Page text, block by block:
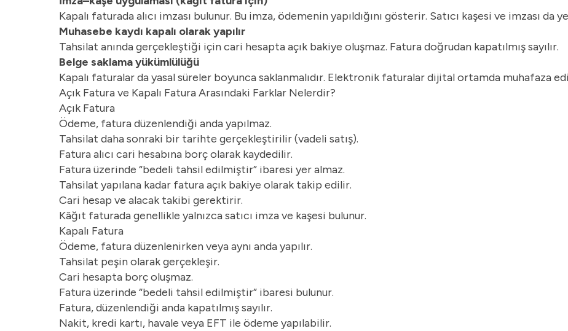
Kapalı faturada alıcı imzası bulunur. Bu imza, ödemenin yapıldığını gösterir. Satıcı kaşesi ve imzası da
Muhasebe kaydı kapalı olarak yapılır
Tahsilat anında gerçekleştiği için cari hesapta açık bakiye oluşmaz. Fatura doğrudan kapatılmış sayılır.
Belge saklama yükümlülüğü
Kapalı faturalar da yasal süreler boyunca saklanmalıdır. Elektronik faturalar dijital ortamda muhafaza
Açık Fatura ve Kapalı Fatura Arasındaki Farklar Nelerdir?
Açık Fatura
Ödeme, fatura düzenlendiği anda yapılmaz.
Tahsilat daha sonraki bir tarihte gerçekleştirilir (vadeli satış).
Fatura alıcı cari hesabına borç olarak kaydedilir.
Fatura üzerinde “bedeli tahsil edilmiştir” ibaresi yer almaz.
Tahsilat yapılana kadar fatura açık bakiye olarak takip edilir.
Cari hesap ve alacak takibi gerektirir.
Kâğıt faturada genellikle yalnızca satıcı imza ve kaşesi bulunur.
Kapalı Fatura
Ödeme, fatura düzenlenirken veya aynı anda yapılır.
Tahsilat peşin olarak gerçekleşir.
Cari hesapta borç oluşmaz.
Fatura üzerinde “bedeli tahsil edilmiştir” ibaresi bulunur.
Fatura, düzenlendiği anda kapatılmış sayılır.
Nakit, kredi kartı, havale veya EFT ile ödeme yapılabilir.